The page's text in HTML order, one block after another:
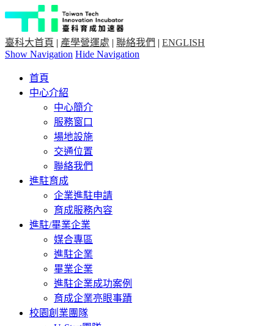
臺科大首頁 | 產學營運處 | 聯絡我們 | ENGLISH
Show Navigation Hide Navigation
首頁
中心介紹
中心簡介
服務窗口
場地設施
交通位置
聯絡我們
進駐育成
企業進駐申請
育成服務內容
進駐/畢業企業
媒合專區
進駐企業
畢業企業
進駐企業成功案例
育成企業亮眼事蹟
校園創業團隊